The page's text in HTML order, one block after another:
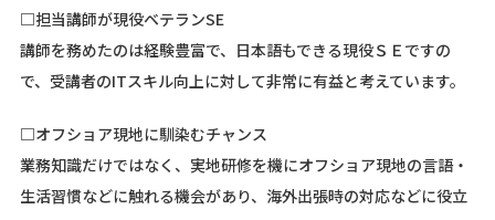
□担当講師が現役ベテランSE
講師を務めたのは経験豊富で、日本語もできる現役ＳＥですの
で、受講者のITスキル向上に対して非常に有益と考えています。
□オフショア現地に馴染むチャンス
業務知識だけではなく、実地研修を機にオフショア現地の言語・
生活習慣などに触れる機会があり、海外出張時の対応などに役立